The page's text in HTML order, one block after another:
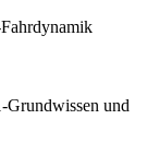
Grundwissen und